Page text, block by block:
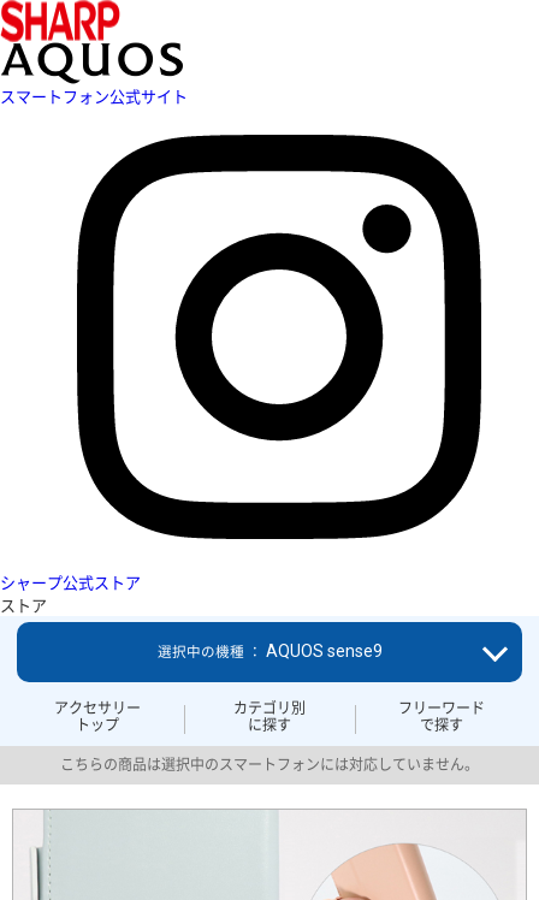
スマートフォン公式サイト
シャープ公式ストア
ストア
アクセサリー
トップ
カテゴリ別
に探す
フリーワード
で探す
選択中の機種 ： AQUOS sense9
こちらの商品は選択中のスマートフォンには対応していません。